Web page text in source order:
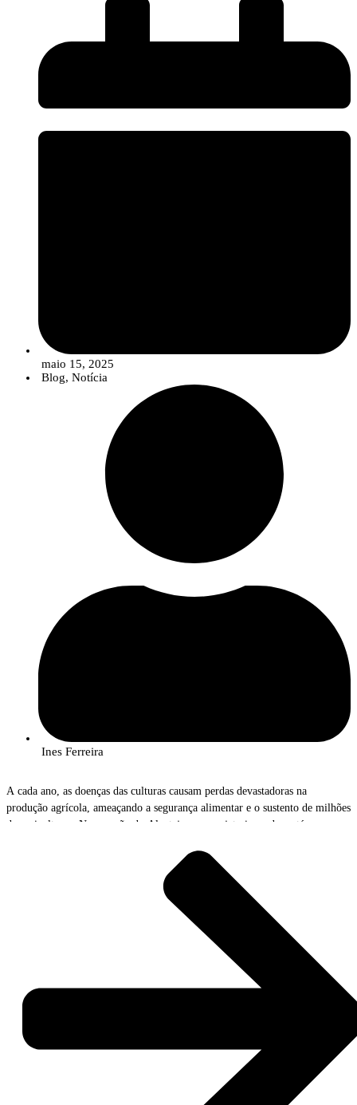
maio 15, 2025
Blog, Notícia
Ines Ferreira
A cada ano, as doenças das culturas causam perdas devastadoras na
produção agrícola, ameaçando a segurança alimentar e o sustento de milhões
de agricultores. No coração do Alentejo, um projeto inovador está a usar o
Projeto AlViGen, que conta com a participação dos investigadores do
InnovPlantProtect, Rute Rego e João Bilro, está a abrir caminho para uma
nova era de vigilância e proteção das culturas.
“A ferrugem amarela no trigo e a gafa do olival são verdadeiros flagelos
para os agricultores”, explica Rute Rego, investigadora do AlViGen. “Estas
doenças podem dizimar colheitas inteiras, levando a perdas económicas
severas e comprometendo a qualidade dos alimentos.”
tecnologia de ponta para detetar e identificar as estirpes dos fungos
causadores destas doenças, muito antes de os sintomas se tornarem visíveis.
“Utilizamos armadilhas para recolher esporos que circulam no ar,” continua